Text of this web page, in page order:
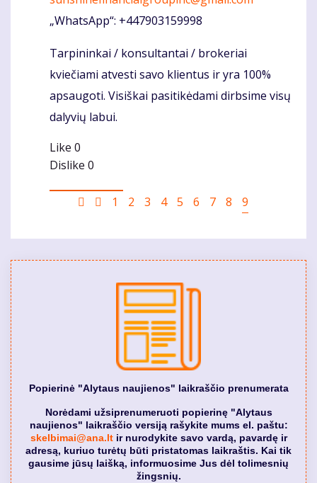
„WhatsApp“: +447903159998
Tarpininkai / konsultantai / brokeriai
kviečiami atvesti savo klientus ir yra 100%
apsaugoti. Visiškai pasitikėdami dirbsime visų
dalyvių labui.
Like 0
Dislike 0
Pagination
First Ankstesnis
Puslapis
1 Puslapis
2 Puslapis
3 Puslapis
4 Puslapis
5 Puslapis
6 Puslapis
7 Puslapis
8
Current
9
Popierinė "Alytaus naujienos" laikraščio prenumerata
Norėdami užsiprenumeruoti popierinę "Alytaus
naujienos" laikraščio versiją rašykite mums el. paštu:
skelbimai@ana.ltir nurodykite savo vardą, pavardę ir
adresą, kuriuo turėtų būti pristatomas laikraštis. Kai tik
gausime jūsų laišką, informuosime Jus dėl tolimesnių
žingsnių.